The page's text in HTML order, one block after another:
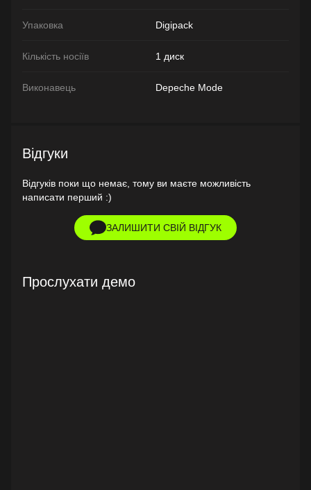
Упаковка Digipack
Кількість носіїв 1 диск
Виконавець Depeche Mode
Відгуки
Відгуків поки що немає, тому ви маєте можливість
написати перший :)
ЗАЛИШИТИ СВІЙ ВІДГУК
Прослухати демо